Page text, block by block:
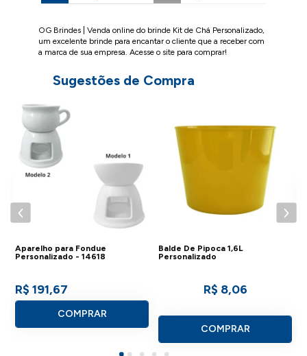
OG Brindes | Venda online do brinde Kit de Chá Personalizado,
um excelente brinde para encantar o cliente que a receber com
a marca de sua empresa. Acesse o site para comprar!
Sugestões de Compra
Aparelho para Fondue
Personalizado - 14618
R$ 191,67
COMPRAR
Balde De Pipoca 1,6L
Personalizado
R$ 8,06
COMPRAR